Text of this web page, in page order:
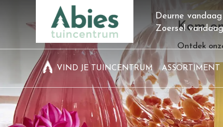
Kom
Ontdek
Deurne
Zoersel
VIND JE TUINCENTRUM ASSORTIMENT